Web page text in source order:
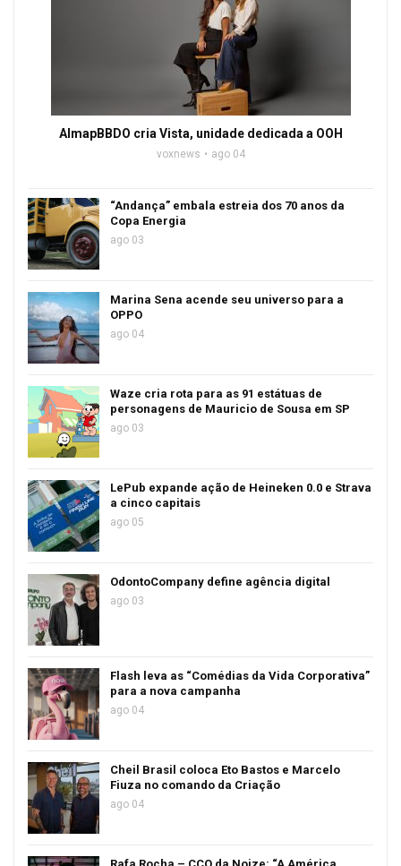
AlmapBBDO cria Vista, unidade dedicada a OOH
voxnews ago 04
“Andança” embala estreia dos 70 anos da
Copa Energia
ago 03
Marina Sena acende seu universo para a
OPPO
ago 04
Waze cria rota para as 91 estátuas de
personagens de Mauricio de Sousa em SP
ago 03
LePub expande ação de Heineken 0.0 e Strava
a cinco capitais
ago 05
OdontoCompany define agência digital
ago 03
Flash leva as “Comédias da Vida Corporativa”
para a nova campanha
ago 04
Cheil Brasil coloca Eto Bastos e Marcelo
Fiuza no comando da Criação
ago 04